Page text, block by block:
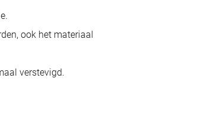
ook het materiaal
verstevigd.